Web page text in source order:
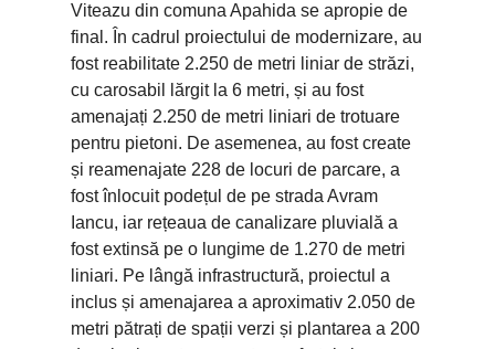
Viteazu din comuna Apahida se apropie de
final. În cadrul proiectului de modernizare, au
fost reabilitate 2.250 de metri liniar de străzi,
cu carosabil lărgit la 6 metri, și au fost
amenajați 2.250 de metri liniari de trotuare
pentru pietoni. De asemenea, au fost create
și reamenajate 228 de locuri de parcare, a
fost înlocuit podețul de pe strada Avram
Iancu, iar rețeaua de canalizare pluvială a
fost extinsă pe o lungime de 1.270 de metri
liniari. Pe lângă infrastructură, proiectul a
inclus și amenajarea a aproximativ 2.050 de
metri pătrați de spații verzi și plantarea a 200